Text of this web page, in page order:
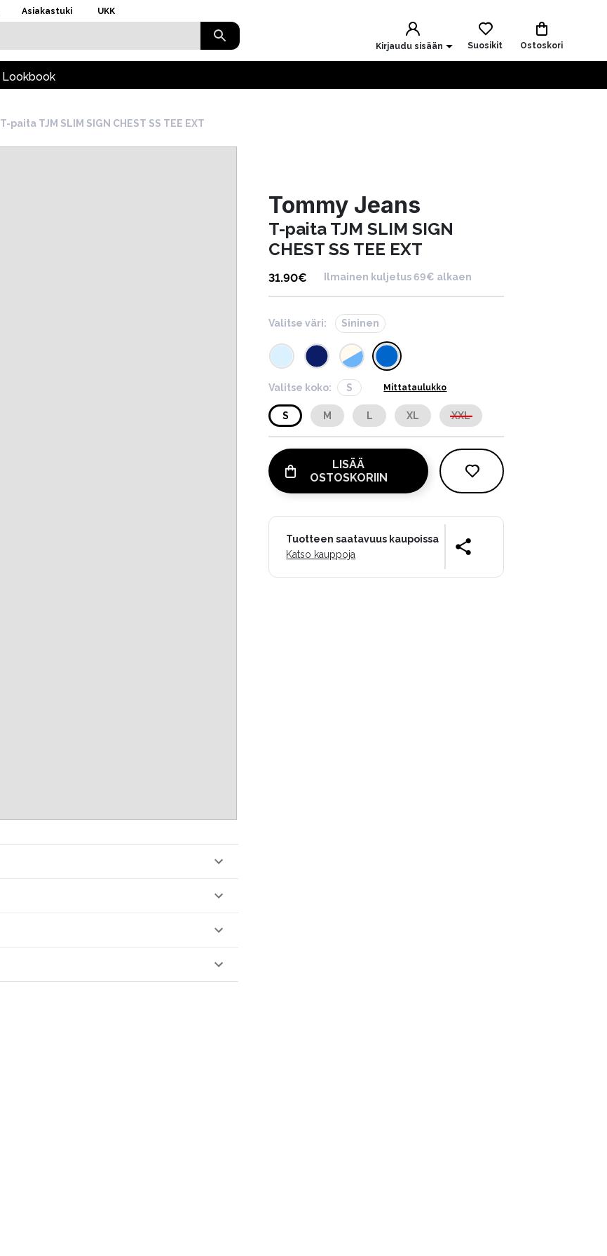
Asiakastuki UKK
Kirjaudu sisään Suosikit Ostoskori
Lookbook
T-paita TJM SLIM SIGN CHEST SS TEE EXT
Tommy Jeans
T-paita TJM SLIM SIGN
CHEST SS TEE EXT
31.90€ Ilmainen kuljetus 69€ alkaen
Valitse väri: Sininen
Valitse koko: S Mittataulukko
S M L XL XXL
LISÄÄ
OSTOSKORIIN
Tuotteen saatavuus kaupoissa
Katso kauppoja